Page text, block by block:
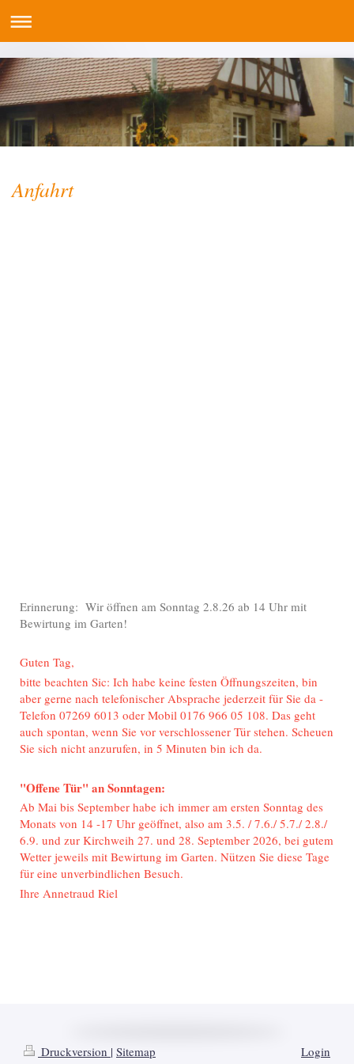
Anfahrt
Erinnerung: Wir öffnen am Sonntag 2.8.26 ab 14 Uhr mit
Bewirtung im Garten!
Guten Tag,
bitte beachten Sic: Ich habe keine festen Öffnungszeiten, bin
aber gerne nach telefonischer Absprache jederzeit für Sie da -
Telefon 07269 6013 oder Mobil 0176 966 05 108. Das geht
auch spontan, wenn Sie vor verschlossener Tür stehen. Scheuen
Sie sich nicht anzurufen, in 5 Minuten bin ich da.
"Offene Tür" an Sonntagen:
Ab Mai bis September habe ich immer am ersten Sonntag des
Monats von 14 -17 Uhr geöffnet, also am 3.5. / 7.6./ 5.7./ 2.8./
6.9. und zur Kirchweih 27. und 28. September 2026, bei gutem
Wetter jeweils mit Bewirtung im Garten. Nützen Sie diese Tage
für eine unverbindlichen Besuch.
Ihre Annetraud Riel
Druckversion | Sitemap
Login